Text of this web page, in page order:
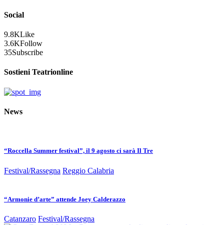
Social
9.8KLike
3.6KFollow
35Subscribe
Sostieni Teatrionline
News
“Roccella Summer festival”, il 9 agosto ci sarà Il Tre
Festival/Rassegna Reggio Calabria
“Armonie d’arte” attende Joey Calderazzo
Catanzaro Festival/Rassegna